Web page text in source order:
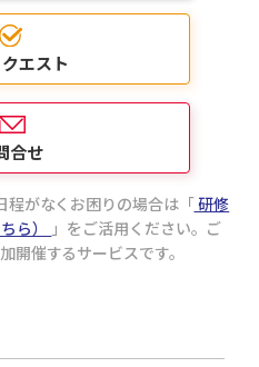
身の業務管理よりもチー
機会が増えます。本研修
役割と業務管理のポイン
場での中間役として上司
ョンにおけるポイントを
エスト
合せ
程がなくお困りの場合は「研修
ら）
」をご活用ください。ご
開催するサービスです。